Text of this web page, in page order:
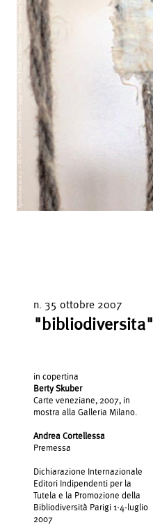
n. 35 ottobre 2007
"bibliodiversita"
in copertina
Berty Skuber
Carte veneziane, 2007, in
mostra alla Galleria Milano.
Andrea Cortellessa
Premessa
Dichiarazione Internazionale
Editori Indipendenti per la
Tutela e la Promozione della
Bibliodiversità Parigi 1-4-luglio
2007